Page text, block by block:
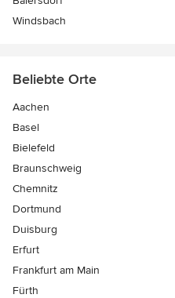
Windsbach
Beliebte Orte
Aachen
Basel
Bielefeld
Braunschweig
Chemnitz
Dortmund
Duisburg
Erfurt
Frankfurt am Main
Fürth